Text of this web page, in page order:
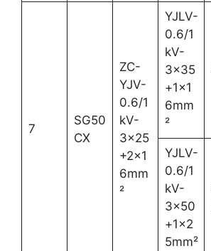
7
SG50
CX
ZC-
YJV-
0.6/1
kV-
3×25
+2×1
6mm
²
YJLV-
0.6/1
kV-
3×35
+1×1
6mm
²
YJLV-
0.6/1
kV-
3×50
+1×2
5mm²